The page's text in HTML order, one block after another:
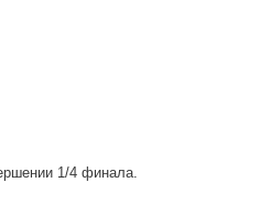
1/4 финала.